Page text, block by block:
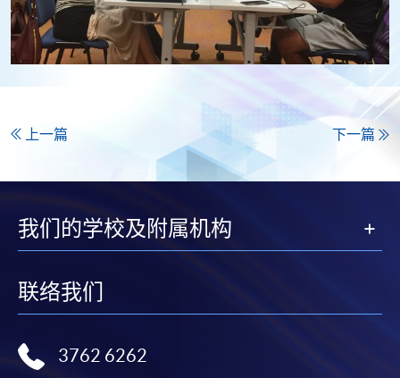
上一篇 下一篇
我们的学校及附属机构
联络我们
3762 6262